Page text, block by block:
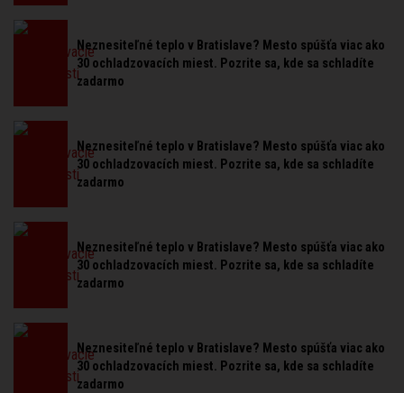
Neznesiteľné teplo v Bratislave? Mesto spúšťa viac ako
30 ochladzovacích miest. Pozrite sa, kde sa schladíte
zadarmo
Neznesiteľné teplo v Bratislave? Mesto spúšťa viac ako
30 ochladzovacích miest. Pozrite sa, kde sa schladíte
zadarmo
Neznesiteľné teplo v Bratislave? Mesto spúšťa viac ako
30 ochladzovacích miest. Pozrite sa, kde sa schladíte
zadarmo
Neznesiteľné teplo v Bratislave? Mesto spúšťa viac ako
30 ochladzovacích miest. Pozrite sa, kde sa schladíte
zadarmo